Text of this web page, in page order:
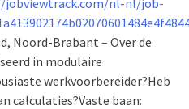
nl-nl/job-
Noord-Brabant – Over de
in modulaire
werkvoorbereider?Heb
calculaties?Vaste baan: